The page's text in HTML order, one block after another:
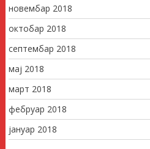
новембар 2018
октобар 2018
септембар 2018
мај 2018
март 2018
фебруар 2018
јануар 2018